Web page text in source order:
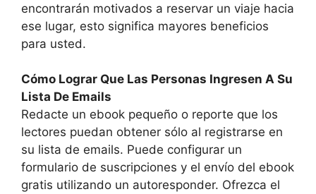
encontrarán motivados a reservar un viaje hacia
ese lugar, esto significa mayores beneficios
para usted.
Cómo Lograr Que Las Personas Ingresen A Su
Lista De Emails
Redacte un ebook pequeño o reporte que los
lectores puedan obtener sólo al registrarse en
su lista de emails. Puede configurar un
formulario de suscripciones y el envío del ebook
gratis utilizando un autoresponder. Ofrezca el